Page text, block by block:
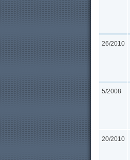
26/2010
5/2008
20/2010